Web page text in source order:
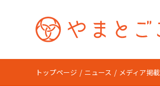
トップページ ニュース メディア掲載